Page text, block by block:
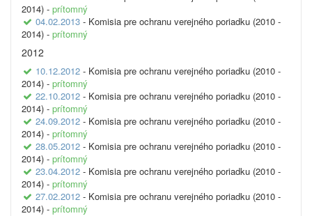
2014) - prítomný
04.02.2013 - Komisia pre ochranu verejného poriadku (2010 -
2014) - prítomný
2012
10.12.2012 - Komisia pre ochranu verejného poriadku (2010 -
2014) - prítomný
22.10.2012 - Komisia pre ochranu verejného poriadku (2010 -
2014) - prítomný
24.09.2012 - Komisia pre ochranu verejného poriadku (2010 -
2014) - prítomný
28.05.2012 - Komisia pre ochranu verejného poriadku (2010 -
2014) - prítomný
23.04.2012 - Komisia pre ochranu verejného poriadku (2010 -
2014) - prítomný
27.02.2012 - Komisia pre ochranu verejného poriadku (2010 -
2014) - prítomný